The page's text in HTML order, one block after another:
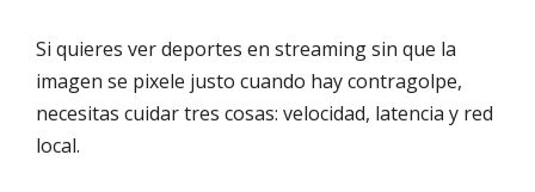
Si quieres ver deportes en streaming sin que la
imagen se pixele justo cuando hay contragolpe,
necesitas cuidar tres cosas: velocidad, latencia y red
local.